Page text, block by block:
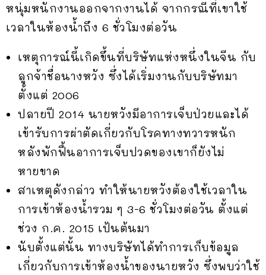
หนุ่มหนักงานออกจากงานได้ จากกรณีที่เขาใช้
เวลาในห้องน้ำถึง 6 ชั่วโมงต่อวัน
เหตุการณ์นี้เกิดขึ้นที่บริษัทแห่งหนึ่งในจีน กับ
ลูกจ้าชื่อนางหวัง ซึ่งได้เริ่มงานกับบริษัทมา
ตั้งแต่ 2006
ปลายปี 2014 นายหวังมีอาการเจ็บป่วยและได้
เข้ารับการผ่าตัดเกี่ยวกับโรคทางทวารหนัก
หลังพักฟื้นอาการเจ็บปวดของเขาก็ยังไม่
หายขาด
สาเหตุดังกล่าว ทำให้นายหวังต้องใช้เวลาใน
การเข้าห้องน้ำรวม ๆ 3-6 ชั่วโมงต่อวัน ตั้งแต่
ช่วง ก.ค. 2015 เป้นต้นมา
นับตั้งแต่นั้น ทางบริษัทได้ทำการเก็บข้อมูล
เกี่ยวกับการเข้าห้องน้ำของนายหวัง ซึ่งพบว่าใช้